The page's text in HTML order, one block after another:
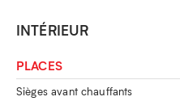
INTÉRIEUR
PLACES
Sièges avant chauffants